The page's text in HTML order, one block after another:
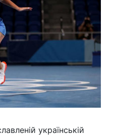
українській